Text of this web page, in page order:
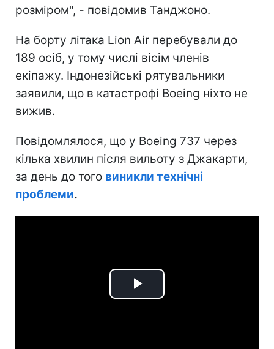
розміром", - повідомив Танджоно.
На борту літака Lion Air перебували до
189 осіб, у тому числі вісім членів
екіпажу. Індонезійські рятувальники
заявили, що в катастрофі Boeing ніхто не
вижив.
Повідомлялося, що у Boeing 737 через
кілька хвилин після вильоту з Джакарти,
за день до того виникли технічні
проблеми.
Play